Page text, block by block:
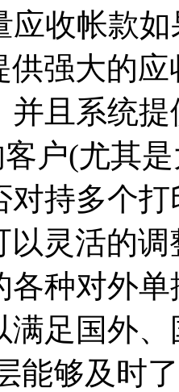
应收帐款
供强大的
并且系统
户(尤其
对持多个
以灵活的
各种对外
满足国外
能够及时